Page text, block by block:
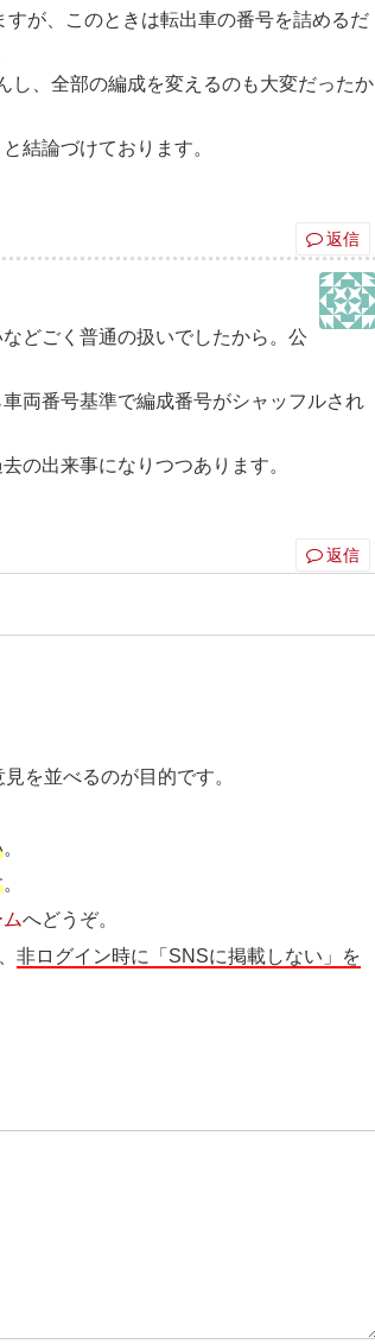
が、このときは転出車の番号を詰めるだ
し、全部の編成を変えるのも大変だったか
結論づけております。
返信
どごく普通の扱いでしたから。公
両番号基準で編成番号がシャッフルされ
の出来事になりつつあります。
返信
を並べるのが目的です。
。
。
ムへどうぞ。
非ログイン時に「SNSに掲載しない」を